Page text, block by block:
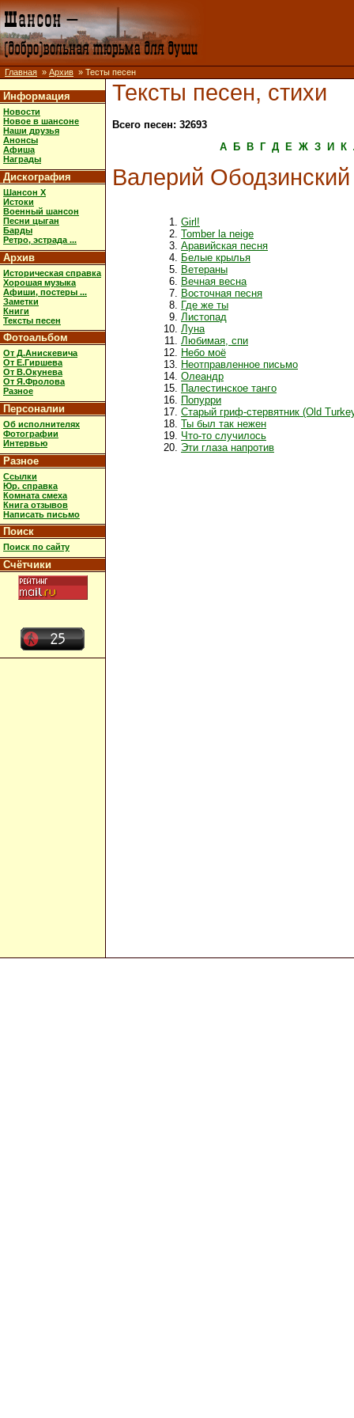
Главная » Архив » Тесты песен
Информация
Новости
Новое в шансоне
Наши друзья
Анонсы
Афиша
Награды
Дискография
Шансон X
Истоки
Военный шансон
Песни цыган
Барды
Ретро, эстрада ...
Архив
Историческая справка
Хорошая музыка
Афиши, постеры ...
Заметки
Книги
Тексты песен
Фотоальбом
От Д.Анискевича
От Е.Гиршева
От В.Окунева
От Я.Фролова
Разное
Персоналии
Об исполнителях
Фотографии
Интервью
Разное
Ссылки
Юр. справка
Комната смеха
Книга отзывов
Написать письмо
Поиск
Поиск по сайту
Счётчики
Тексты песен, стихи
Всего песен: 32693
А
Б В Г Д Е Ж З И К
Валерий Ободзинский
Girl!
Tomber la neige
Аравийская песня
Белые крылья
Ветераны
Вечная весна
Восточная песня
Где же ты
Листопад
Луна
Любимая, спи
Небо моё
Неотправленное письмо
Олеандр
Палестинское танго
Попурри
Старый гриф-стервятник (Old
Ты был так нежен
Что-то случилось
Эти глаза напротив